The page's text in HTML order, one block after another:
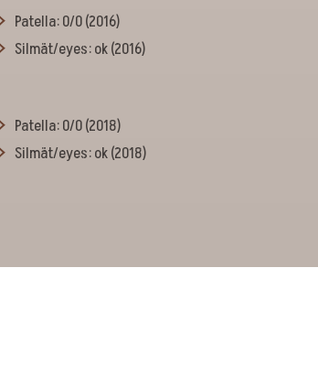
Patella: 0/0 (2016)
Silmät/eyes: ok (2016)
Patella: 0/0 (2018)
Silmät/eyes: ok (2018)